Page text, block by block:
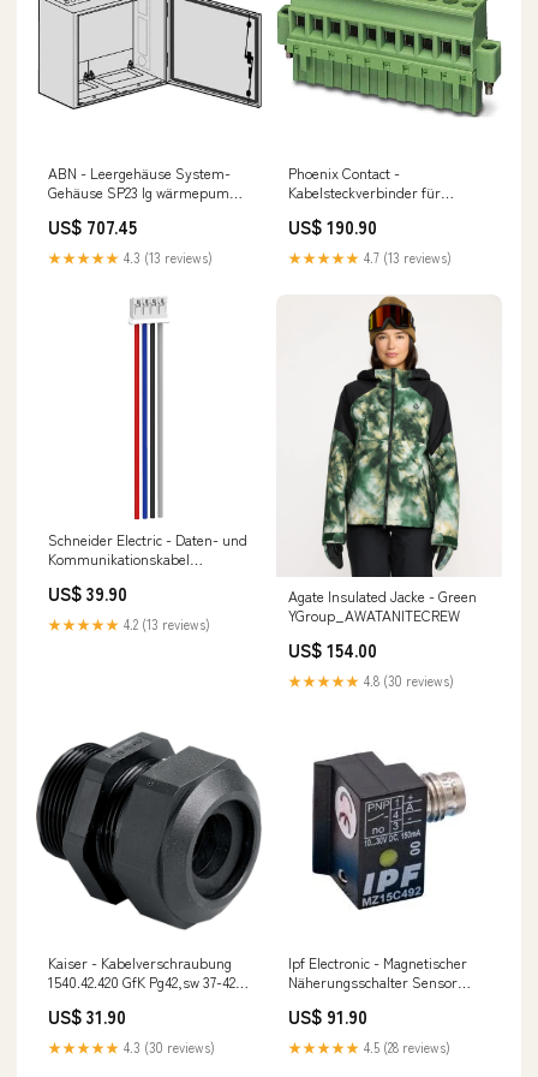
ABN - Leergehäuse System-
Gehäuse SP23 lg wärmepumpe
US$ 707.45
★★★★★ 4.3 (13 reviews)
Phoenix Contact -
Kabelsteckverbinder für
Leiterplattensteckverb.
MVSTBR 2,5/ 6-STF Combicon
− 50 Stück Mitsubishi Electric
US$ 190.90
★★★★★ 4.7 (13 reviews)
Schneider Electric - Daten- und
Kommunikationskabel
TM171ACB4OAO2M
Analogausgang, 2m − 5 Stück
Bosch 7000 i mehrere Räume
US$ 39.90
★★★★★ 4.2 (13 reviews)
Agate Insulated Jacke - Green
YGroup_AWATANITECREW
US$ 154.00
★★★★★ 4.8 (30 reviews)
Kaiser - Kabelverschraubung
1540.42.420 GfK Pg42,sw 37-42
US$ 31.90
★★★★★ 4.3 (30 reviews)
Ipf Electronic - Magnetischer
Näherungsschalter Sensor
Trapez-Nut LG multisplit 2
innengeräte
US$ 91.90
★★★★★ 4.5 (28 reviews)